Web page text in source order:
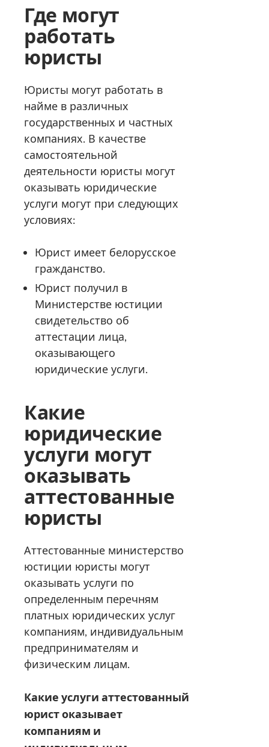
Где могут
работать
юристы
Юристы могут работать в
найме в различных
государственных и частных
компаниях. В качестве
самостоятельной
деятельности юристы могут
оказывать юридические
услуги могут при следующих
условиях:
Юрист имеет белорусское
гражданство.
Юрист получил в
Министерстве юстиции
свидетельство об
аттестации лица,
оказывающего
юридические услуги.
Какие
юридические
услуги могут
оказывать
аттестованные
юристы
Аттестованные министерство
юстиции юристы могут
оказывать услуги по
определенным перечням
платных юридических услуг
компаниям, индивидуальным
предпринимателям и
физическим лицам.
Какие услуги аттестованный
юрист оказывает
компаниям и